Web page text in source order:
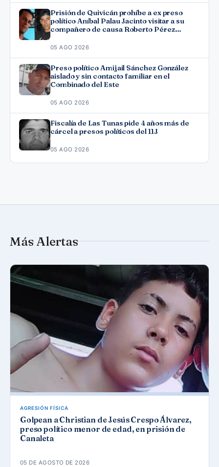
Prisión de Quivicán prohíbe a ex preso
político Aníbal Palau Jacinto visitar a su
compañero de causa Roberto Pérez
05 AGO 2026
Preso político Amijail Sánchez González
aislado y sin contacto familiar en el
Combinado del Este
05 AGO 2026
Fiscalía de Las Tunas pide 4 años más de
cárcel a presos políticos del 11J
05 AGO 2026
Más Alertas
AGRESIÓN FÍSICA
Golpean a Christian de Jesús Crespo Álvarez,
preso político menor de edad, en prisión de
Canaleta
05 DE AGOSTO DE 2026